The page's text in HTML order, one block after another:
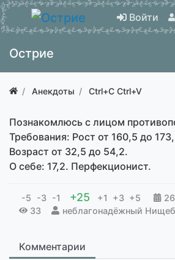
Войти
Острие
Анекдоты Ctrl+C Ctrl+V
Познакомлюсь с лицом
Требования: Рост от 160,5 до
Возраст от 32,5 до 54,2.
О себе: 17,2. Перфекционист.
-5 -3 -1 +25 +1 +3 +5
33
неблагонадёжный
Комментарии